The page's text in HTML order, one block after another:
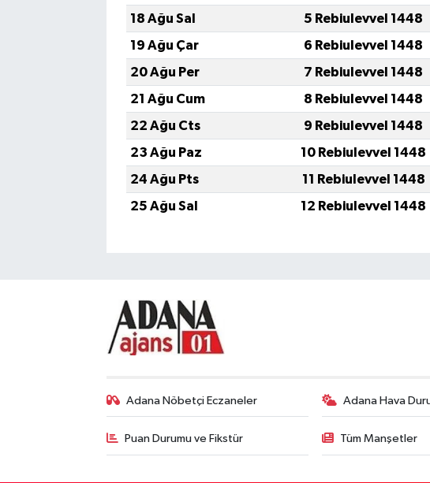
18 Ağu Sal
5 Rebiulevvel 1448
19 Ağu Çar
6 Rebiulevvel 1448
20 Ağu Per
7 Rebiulevvel 1448
21 Ağu Cum
8 Rebiulevvel 1448
22 Ağu Cts
9 Rebiulevvel 1448
23 Ağu Paz
10 Rebiulevvel 1448
24 Ağu Pts
11 Rebiulevvel 1448
25 Ağu Sal
12 Rebiulevvel 1448
Adana Nöbetçi Eczaneler Adana Hava
Puan Durumu ve Fikstür Tüm Manşetler